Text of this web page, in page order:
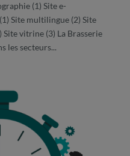
(1) Site e-
Site multilingue (2) Site
Site vitrine (3) La Brasserie
les secteurs...